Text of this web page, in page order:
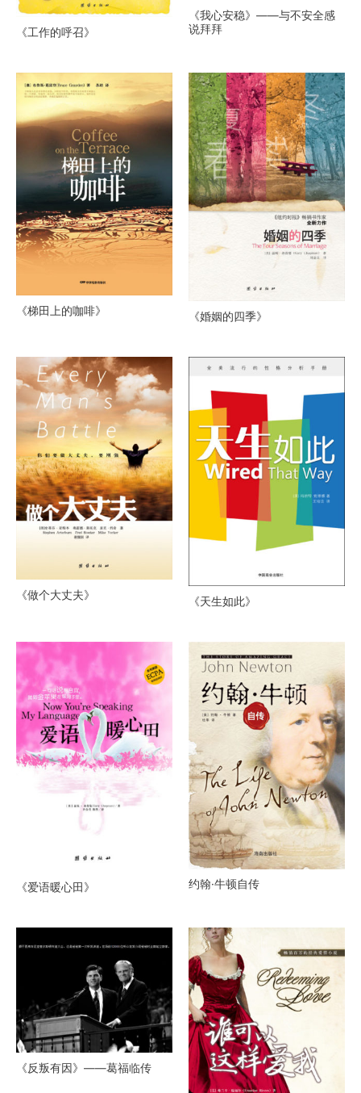
《工作的呼召》
《我心安稳》——与不安全感
说拜拜
《梯田上的咖啡》 《婚姻的四季》
《做个大丈夫》 《天生如此》
《爱语暖心田》 约翰·牛顿自传
《反叛有因》——葛福临传